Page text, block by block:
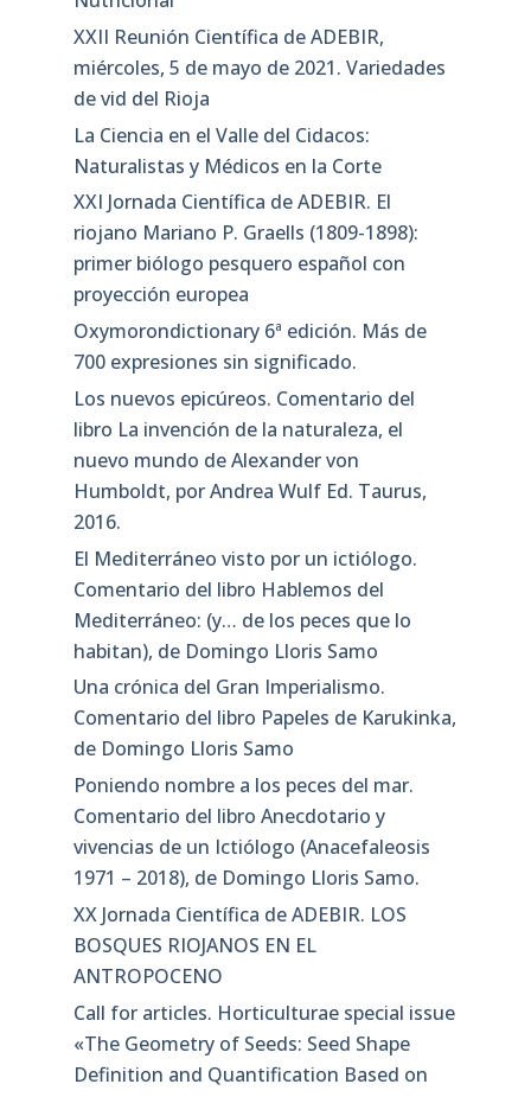
XXII Reunión Científica de ADEBIR,
miércoles, 5 de mayo de 2021. Variedades
de vid del Rioja
La Ciencia en el Valle del Cidacos:
Naturalistas y Médicos en la Corte
XXI Jornada Científica de ADEBIR. El
riojano Mariano P. Graells (1809-1898):
primer biólogo pesquero español con
proyección europea
Oxymorondictionary 6ª edición. Más de
700 expresiones sin significado.
Los nuevos epicúreos. Comentario del
libro La invención de la naturaleza, el
nuevo mundo de Alexander von
Humboldt, por Andrea Wulf Ed. Taurus,
2016.
El Mediterráneo visto por un ictiólogo.
Comentario del libro Hablemos del
Mediterráneo: (y… de los peces que lo
habitan), de Domingo Lloris Samo
Una crónica del Gran Imperialismo.
Comentario del libro Papeles de Karukinka,
de Domingo Lloris Samo
Poniendo nombre a los peces del mar.
Comentario del libro Anecdotario y
vivencias de un Ictiólogo (Anacefaleosis
1971 – 2018), de Domingo Lloris Samo.
XX Jornada Científica de ADEBIR. LOS
BOSQUES RIOJANOS EN EL
ANTROPOCENO
Call for articles. Horticulturae special issue
«The Geometry of Seeds: Seed Shape
Definition and Quantification Based on